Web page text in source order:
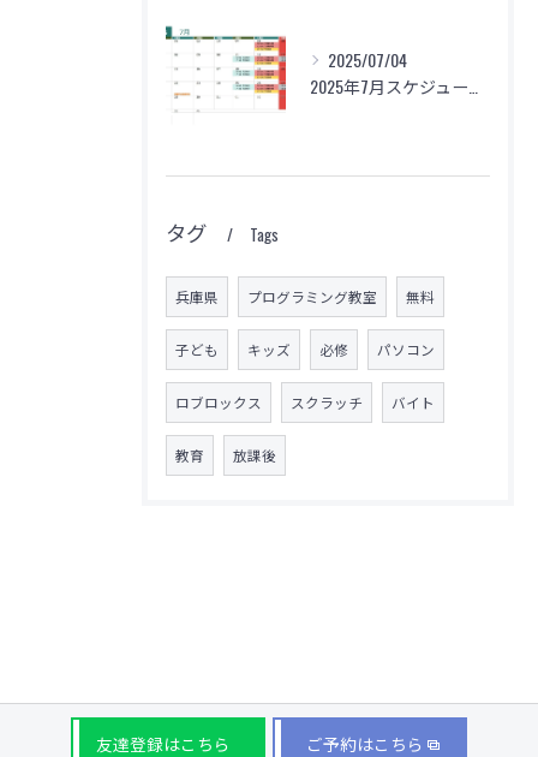
2025/07/04
タグ Tags
兵庫県 プログラミング教室 無料
子ども キッズ 必修 パソコン
ロブロックス スクラッチ バイト
教育 放課後
友達登録はこちら ご予約はこちら